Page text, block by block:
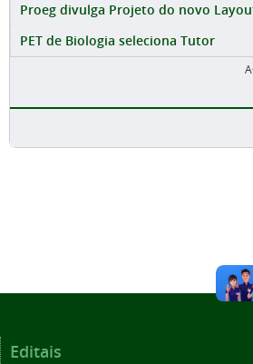
Proeg divulga Projeto do novo
PET de Biologia seleciona Tutor
Editais